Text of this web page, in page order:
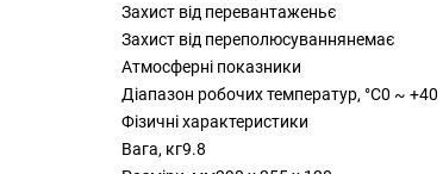
Захист від перевантаженьє
Захист від переполюсуваннянемає
Атмосферні показники
Діапазон робочих температур, °С0 ~ +40
Фізичні характеристики
Вага, кг9.8